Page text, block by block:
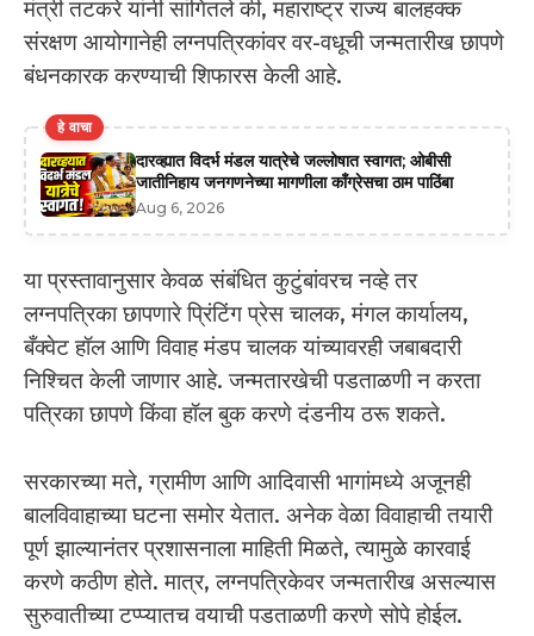
मंत्री तटकरे यांनी सांगितले की, महाराष्ट्र राज्य बालहक्क
संरक्षण आयोगानेही लग्नपत्रिकांवर वर-वधूची जन्मतारीख छापणे
बंधनकारक करण्याची शिफारस केली आहे.
हे वाचा
दारव्ह्यात विदर्भ मंडल यात्रेचे जल्लोषात स्वागत; ओबीसी
जातीनिहाय जनगणनेच्या मागणीला काँग्रेसचा ठाम पाठिंबा
Aug 6, 2026
या प्रस्तावानुसार केवळ संबंधित कुटुंबांवरच नव्हे तर
लग्नपत्रिका छापणारे प्रिंटिंग प्रेस चालक, मंगल कार्यालय,
बँक्वेट हॉल आणि विवाह मंडप चालक यांच्यावरही जबाबदारी
निश्चित केली जाणार आहे. जन्मतारखेची पडताळणी न करता
पत्रिका छापणे किंवा हॉल बुक करणे दंडनीय ठरू शकते.
सरकारच्या मते, ग्रामीण आणि आदिवासी भागांमध्ये अजूनही
बालविवाहाच्या घटना समोर येतात. अनेक वेळा विवाहाची तयारी
पूर्ण झाल्यानंतर प्रशासनाला माहिती मिळते, त्यामुळे कारवाई
करणे कठीण होते. मात्र, लग्नपत्रिकेवर जन्मतारीख असल्यास
सुरुवातीच्या टप्प्यातच वयाची पडताळणी करणे सोपे होईल.